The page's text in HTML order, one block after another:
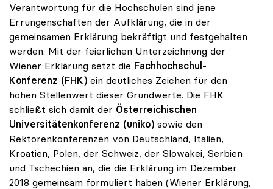
Verantwortung für die Hochschulen sind jene
Errungenschaften der Aufklärung, die in der
gemeinsamen Erklärung bekräftigt und festgehalten
werden. Mit der feierlichen Unterzeichnung der
Wiener Erklärung setzt die Fachhochschul-
Konferenz (FHK) ein deutliches Zeichen für den
hohen Stellenwert dieser Grundwerte. Die FHK
schließt sich damit der Österreichischen
Universitätenkonferenz (uniko) sowie den
Rektorenkonferenzen von Deutschland, Italien,
Kroatien, Polen, der Schweiz, der Slowakei, Serbien
und Tschechien an, die die Erklärung im Dezember
2018 gemeinsam formuliert haben (Wiener Erklärung,